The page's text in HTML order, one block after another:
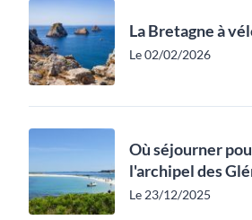
La Bretagne à
Le 02/02/2026
Où séjourner
l'archipel des
Le 23/12/2025